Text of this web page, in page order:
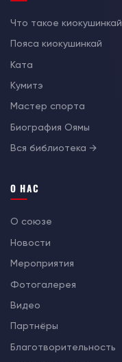
Что такое киокушинкай
Пояса киокушинкай
Ката
Кумитэ
Мастер спорта
Биография Оямы
Вся библиотека →
О НАС
О союзе
Новости
Мероприятия
Фотогалерея
Видео
Партнёры
Благотворительность